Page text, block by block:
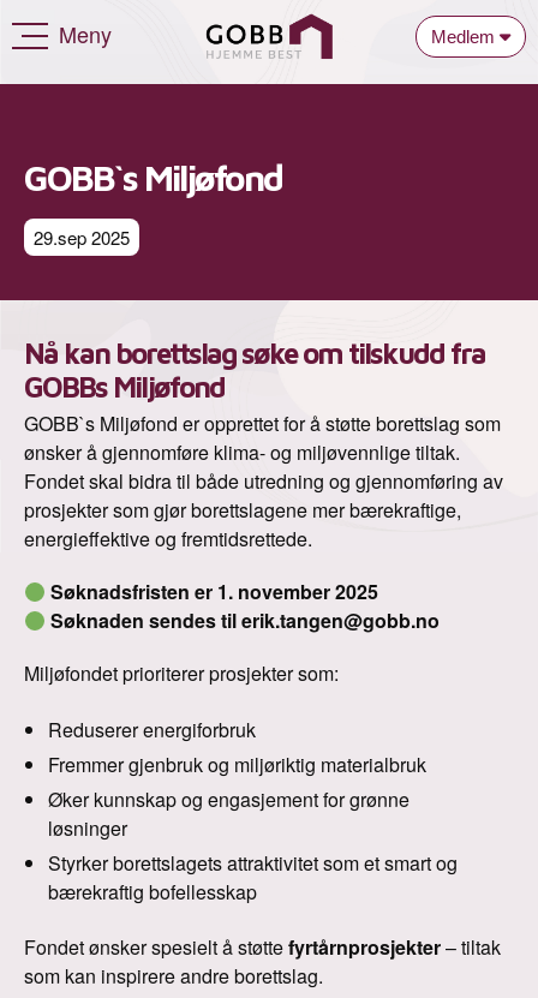
Meny Medlem
GOBB`s Miljøfond
29.sep 2025
Nå kan borettslag søke om tilskudd fra
GOBBs Miljøfond
GOBB`s Miljøfond er opprettet for å støtte borettslag som
ønsker å gjennomføre klima- og miljøvennlige tiltak.
Fondet skal bidra til både utredning og gjennomføring av
prosjekter som gjør borettslagene mer bærekraftige,
energieffektive og fremtidsrettede.
Søknadsfristen er 1. november 2025
Søknaden sendes til erik.tangen@gobb.no
Miljøfondet prioriterer prosjekter som:
Reduserer energiforbruk
Fremmer gjenbruk og miljøriktig materialbruk
Øker kunnskap og engasjement for grønne
løsninger
Styrker borettslagets attraktivitet som et smart og
bærekraftig bofellesskap
Fondet ønsker spesielt å støttefyrtårnprosjekter– tiltak
som kan inspirere andre borettslag.